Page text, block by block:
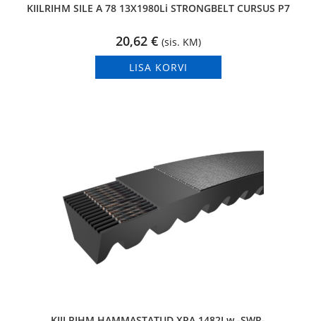
KIILRIHM SILE A 78 13X1980Li STRONGBELT CURSUS P7
20,62 € (sis. KM)
LISA KORVI